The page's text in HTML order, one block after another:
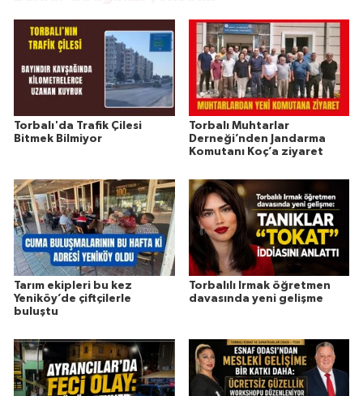
Torbalı'da Trafik Çilesi
Bitmek Bilmiyor
Torbalı Muhtarlar
Derneği’nden Jandarma
Komutanı Koç’a ziyaret
Tarım ekipleri bu kez
Yeniköy’de çiftçilerle
buluştu
Torbalılı Irmak öğretmen
davasında yeni gelişme